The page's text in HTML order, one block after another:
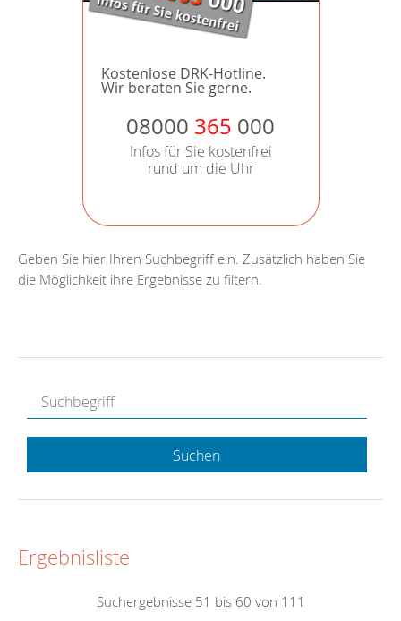
Kostenlose DRK-Hotline.
Wir beraten Sie gerne.
08000 365 000
Infos für Sie kostenfrei
rund um die Uhr
Geben Sie hier Ihren Suchbegriff ein. Zusätzlich haben Sie
die Möglichkeit ihre Ergebnisse zu filtern.
Suchen
Ergebnisliste
Suchergebnisse 51 bis 60 von 111